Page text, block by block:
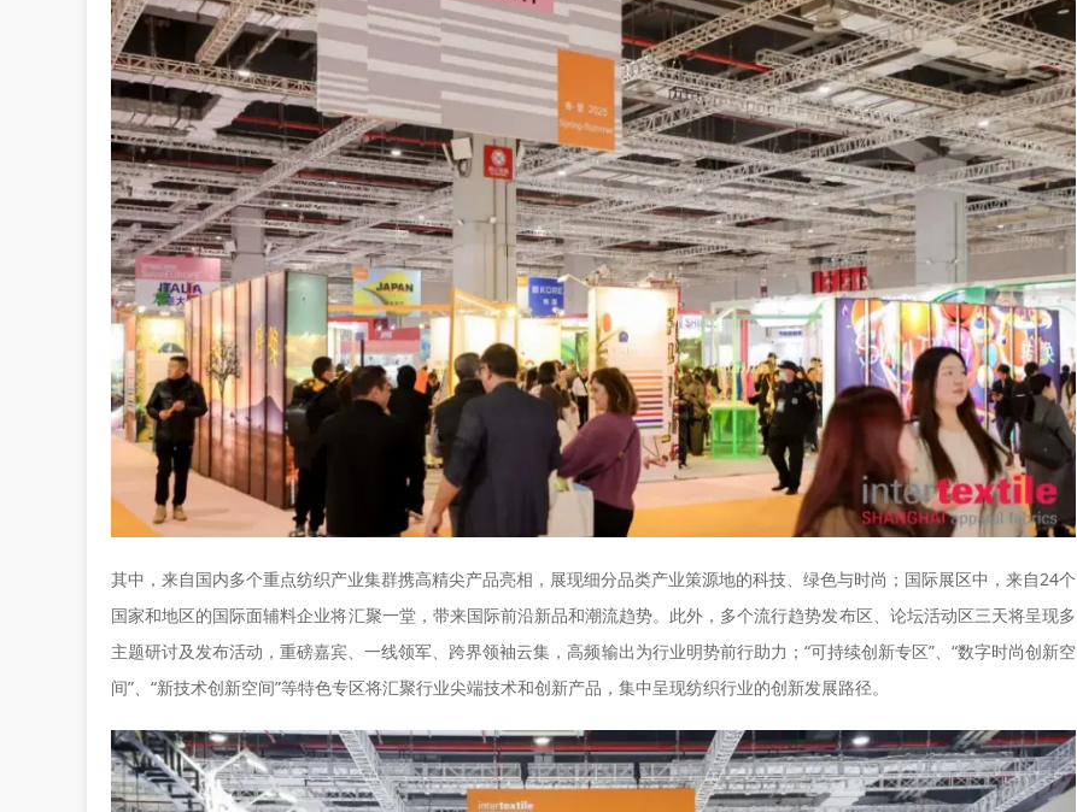
其中，来自国内多个重点纺织产业集群携高精尖产品亮相，展现细分品类产业策源地的科技、绿色与时尚；国际展区中，来自24个
国家和地区的国际面辅料企业将汇聚一堂，带来国际前沿新品和潮流趋势。此外，多个流行趋势发布区、论坛活动区三天将呈现多
主题研讨及发布活动，重磅嘉宾、一线领军、跨界领袖云集，高频输出为行业明势前行助力；“可持续创新专区”、“数字时尚创新空
间”、“新技术创新空间”等特色专区将汇聚行业尖端技术和创新产品，集中呈现纺织行业的创新发展路径。